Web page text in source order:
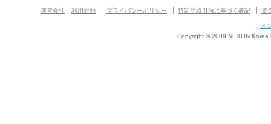
運営会社 利用規約 プライバシーポリシー 特定商取引法に基づく表記 資
オ
Copyright © 2009 NEXON Korea